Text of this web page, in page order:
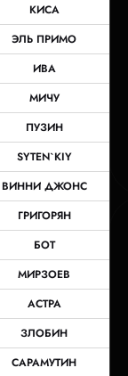
КИСА
ЭЛЬ ПРИМО
ИВА
МИЧУ
ПУЗИН
SYTEN`KIY
ВИННИ ДЖОНС
ГРИГОРЯН
БОТ
МИРЗОЕВ
АСТРА
ЗЛОБИН
САРАМУТИН